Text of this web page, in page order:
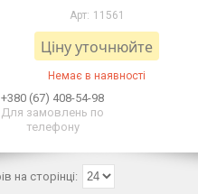
11561
Ціну уточнюйте
Немає в наявності
+380 (67) 408-54-98
Для замовлень по
телефону